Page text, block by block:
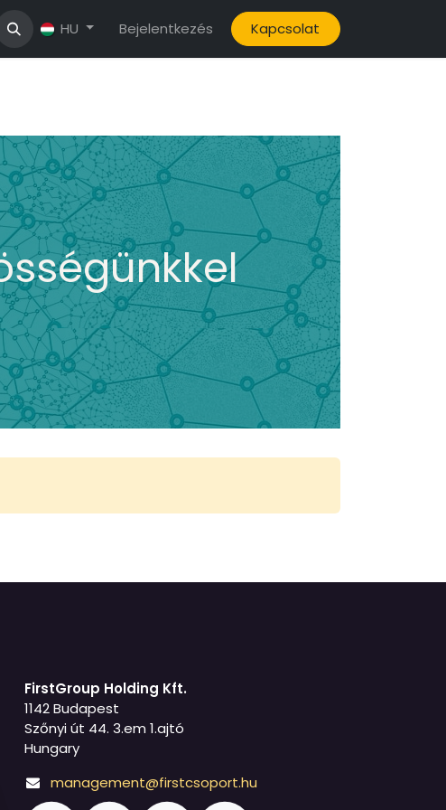
HU Bejelentkezés Kapcsolat
FirstGroup Holding Kft.
1142 Budapest
Szőnyi út 44. 3.em 1.ajtó
Hungary
management@firstcsoport.hu